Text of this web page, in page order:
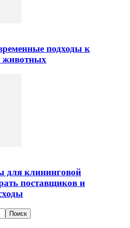
подходы к
для клининговой
поставщиков и